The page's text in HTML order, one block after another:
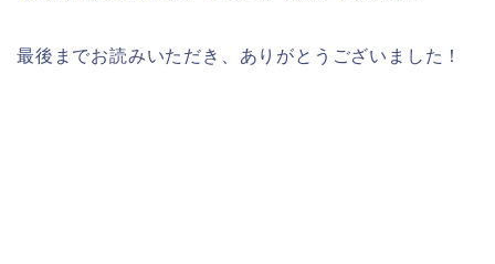
最後までお読みいただき、ありがとうございました！